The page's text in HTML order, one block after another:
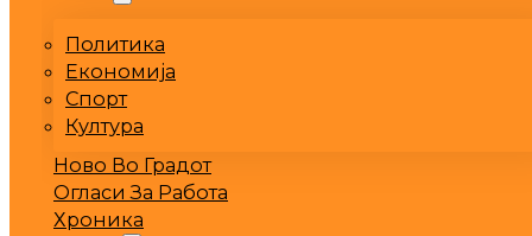
Политика
Економија
Спорт
Култура
Ново Во Градот
Огласи За Работа
Хроника